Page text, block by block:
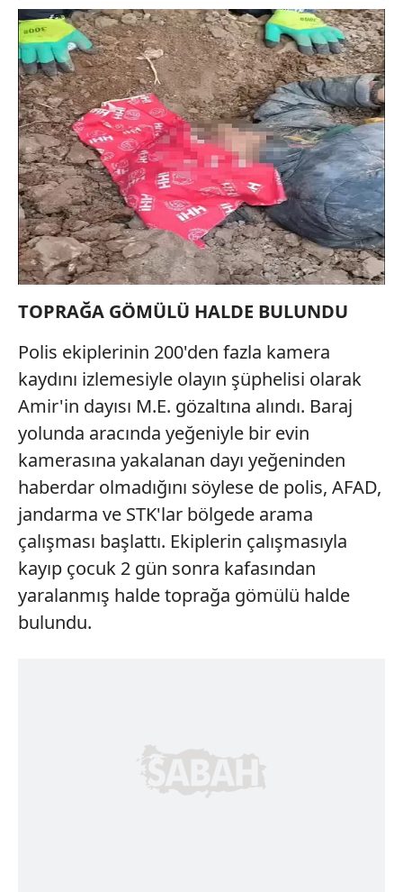
TOPRAĞA GÖMÜLÜ HALDE BULUNDU
Polis ekiplerinin 200'den fazla kamera
kaydını izlemesiyle olayın şüphelisi olarak
Amir'in dayısı M.E. gözaltına alındı. Baraj
yolunda aracında yeğeniyle bir evin
kamerasına yakalanan dayı yeğeninden
haberdar olmadığını söylese de polis, AFAD,
jandarma ve STK'lar bölgede arama
çalışması başlattı. Ekiplerin çalışmasıyla
kayıp çocuk 2 gün sonra kafasından
yaralanmış halde toprağa gömülü halde
bulundu.